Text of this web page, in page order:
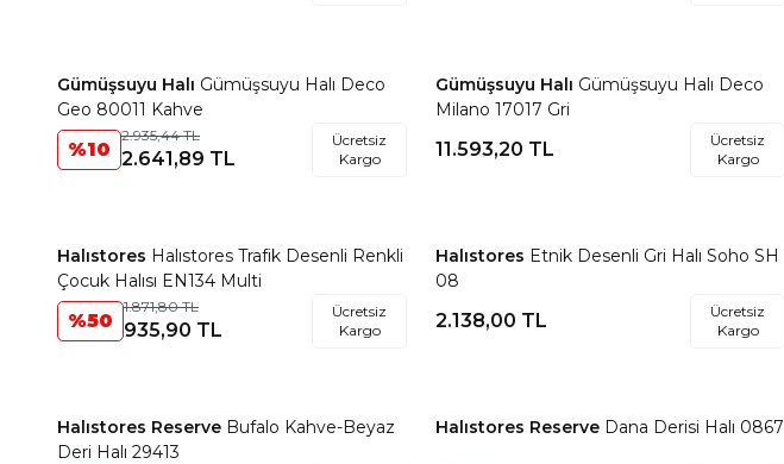
Favorilere Ekle
Gümüşsuyu Halı Gümüşsuyu Halı Deco
Geo 80011 Kahve
%10
2.935,44TL
2.641,89 TL
Ücretsiz
Kargo
Favorilere Ekle
Gümüşsuyu Halı Gümüşsuyu Halı Deco
Milano 17017 Gri
11.593,20 TL
Ücretsiz
Kargo
Favorilere Ekle
Halıstores Halıstores Trafik Desenli Renkli
Çocuk Halısı EN134 Multi
%50
1.871,80TL
935,90 TL
Ücretsiz
Kargo
Favorilere Ekle
Halıstores Etnik Desenli Gri Halı Soho SH
08
2.138,00 TL
Ücretsiz
Kargo
Favorilere Ekle
Halıstores Reserve Bufalo Kahve-Beyaz
Deri Halı 29413
Favorilere Ekle
Halıstores Reserve Dana Derisi Halı 0867